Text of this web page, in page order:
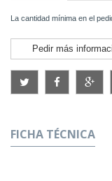
La cantidad mínima en el
Pedir más
FICHA TÉCNICA